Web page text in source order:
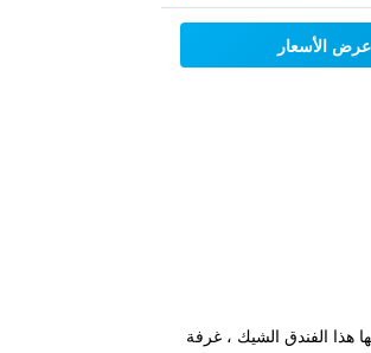
عرض الأسعار
بها هذا الفندق الشيك ، غرفة